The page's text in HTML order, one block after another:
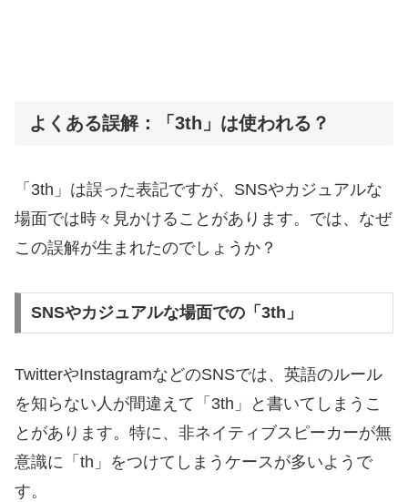
よくある誤解：「3th」は使われる？
「3th」は誤った表記ですが、SNSやカジュアルな
場面では時々見かけることがあります。では、なぜ
この誤解が生まれたのでしょうか？
SNSやカジュアルな場面での「3th」
TwitterやInstagramなどのSNSでは、英語のルール
を知らない人が間違えて「3th」と書いてしまうこ
とがあります。特に、非ネイティブスピーカーが無
意識に「th」をつけてしまうケースが多いようで
す。